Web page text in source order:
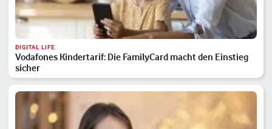
DIGITAL LIFE
Vodafones Kindertarif: Die FamilyCard macht den Einstieg
sicher